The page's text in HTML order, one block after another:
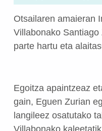
Otsailaren amaieran
Villabonako
parte hartu eta
Egoitza apaintzeaz
gain, Eguen Zurian
langileez osatutako
Villabonako